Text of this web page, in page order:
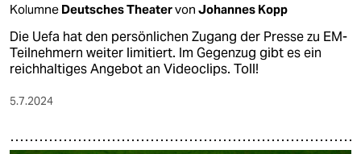
Kolumne Deutsches Theatervon Johannes Kopp
Die Uefa hat den persönlichen Zugang der Presse zu EM-
Teilnehmern weiter limitiert. Im Gegenzug gibt es ein
reichhaltiges Angebot an Videoclips. Toll!
5.7.2024